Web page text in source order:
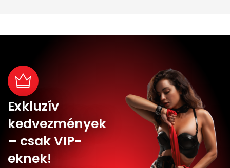
Exkluzív
kedvezmények
– csak VIP-
eknek!